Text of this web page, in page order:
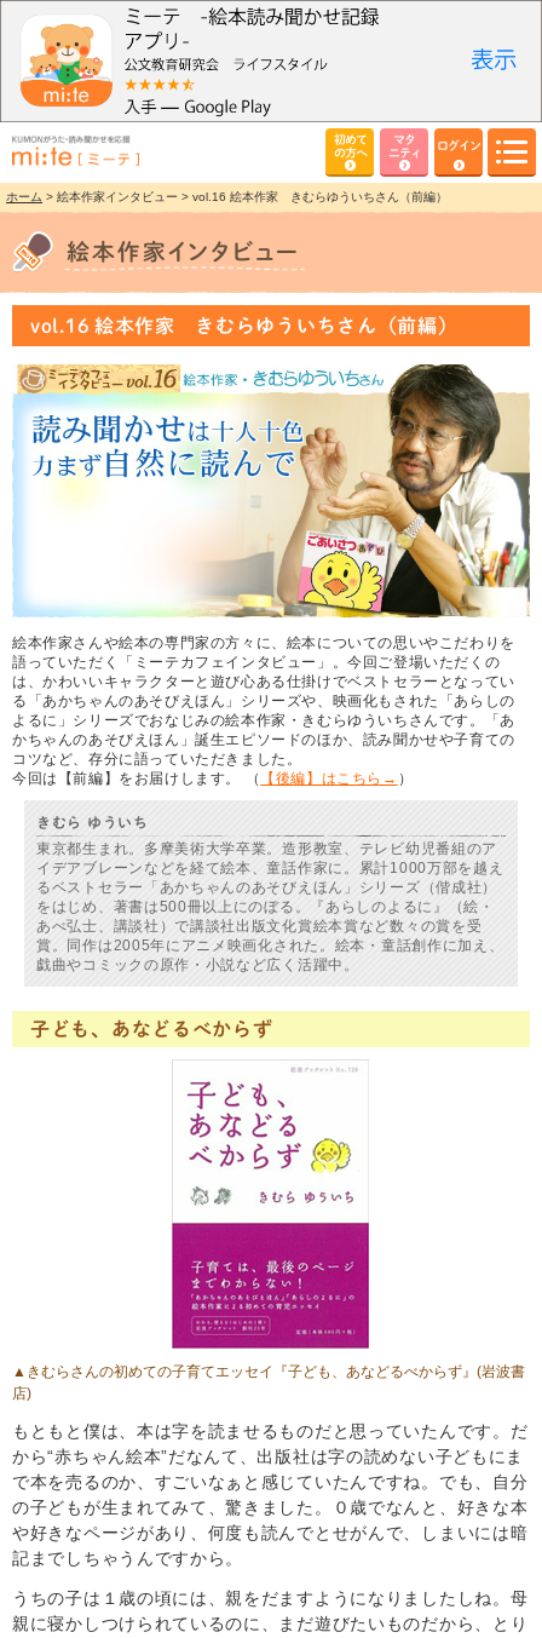
初めて
の方へ
マタ
ニティ
ログイン
ホーム > 絵本作家インタビュー > vol.16 絵本作家 きむらゆういちさん（前編）
vol.16 絵本作家 きむらゆういちさん（前編）
絵本作家さんや絵本の専門家の方々に、絵本についての思いやこだわりを
語っていただく「ミーテカフェインタビュー」。今回ご登場いただくの
は、かわいいキャラクターと遊び心ある仕掛けでベストセラーとなってい
る「あかちゃんのあそびえほん」シリーズや、映画化もされた「あらしの
よるに」シリーズでおなじみの絵本作家・きむらゆういちさんです。「あ
かちゃんのあそびえほん」誕生エピソードのほか、読み聞かせや子育ての
コツなど、存分に語っていただきました。
今回は【前編】をお届けします。 （
【後編】はこちら→ ）
きむら ゆういち
東京都生まれ。多摩美術大学卒業。造形教室、テレビ幼児番組のア
イデアブレーンなどを経て絵本、童話作家に。累計1000万部を越え
るベストセラー「あかちゃんのあそびえほん」シリーズ（偕成社）
をはじめ、著書は500冊以上にのぼる。『あらしのよるに』（絵・
あべ弘士、講談社）で講談社出版文化賞絵本賞など数々の賞を受
賞。同作は2005年にアニメ映画化された。絵本・童話創作に加え、
戯曲やコミックの原作・小説など広く活躍中。
子ども、あなどるべからず
▲きむらさんの初めての子育てエッセイ『子ども、あなどるべからず』(岩波書
店)
もともと僕は、本は字を読ませるものだと思っていたんです。だ
から“赤ちゃん絵本”だなんて、出版社は字の読めない子どもにま
で本を売るのか、すごいなぁと感じていたんですね。でも、自分
の子どもが生まれてみて、驚きました。０歳でなんと、好きな本
や好きなページがあり、何度も読んでとせがんで、しまいには暗
記までしちゃうんですから。
うちの子は１歳の頃には、親をだますようになりましたしね。母
親に寝かしつけられているのに、まだ遊びたいものだから、とり